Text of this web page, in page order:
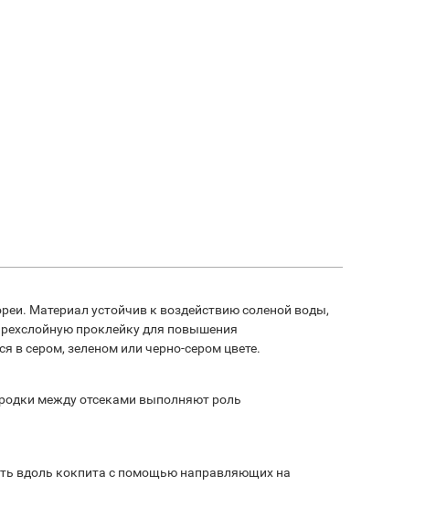
Материал устойчив к воздействию соленой воды,
проклейку для повышения
в сером, зеленом или черно-сером цвете.
между отсеками выполняют роль
вдоль кокпита с помощью направляющих на